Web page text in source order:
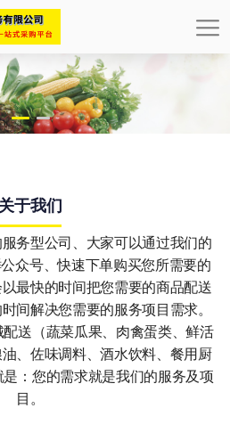
关于我们
务型公司、大家可以通过我们的
众号、快速下单购买您所需要的
最快的时间把您需要的商品配送
间解决您需要的服务项目需求。
送（蔬菜瓜果、肉禽蛋类、鲜活
、佐味调料、酒水饮料、餐用厨
：您的需求就是我们的服务及项
目。